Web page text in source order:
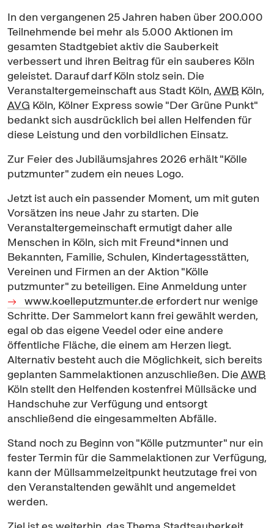
In den vergangenen 25 Jahren haben über 200.000
Teilnehmende bei mehr als 5.000 Aktionen im
gesamten Stadtgebiet aktiv die Sauberkeit
verbessert und ihren Beitrag für ein sauberes Köln
geleistet. Darauf darf Köln stolz sein. Die
Veranstaltergemeinschaft aus Stadt Köln, AWB Köln,
AVG Köln, Kölner Express sowie "Der Grüne Punkt"
bedankt sich ausdrücklich bei allen Helfenden für
diese Leistung und den vorbildlichen Einsatz.
Zur Feier des Jubiläumsjahres 2026 erhält "Kölle
putzmunter" zudem ein neues Logo.
Jetzt ist auch ein passender Moment, um mit guten
Vorsätzen ins neue Jahr zu starten. Die
Veranstaltergemeinschaft ermutigt daher alle
Menschen in Köln, sich mit Freund*innen und
Bekannten, Familie, Schulen, Kindertagesstätten,
Vereinen und Firmen an der Aktion "Kölle
putzmunter" zu beteiligen. Eine Anmeldung unter
www.koelleputzmunter.de erfordert nur wenige
Schritte. Der Sammelort kann frei gewählt werden,
egal ob das eigene Veedel oder eine andere
öffentliche Fläche, die einem am Herzen liegt.
Alternativ besteht auch die Möglichkeit, sich bereits
geplanten Sammelaktionen anzuschließen. Die AWB
Köln stellt den Helfenden kostenfrei Müllsäcke und
Handschuhe zur Verfügung und entsorgt
anschließend die eingesammelten Abfälle.
Stand noch zu Beginn von "Kölle putzmunter" nur ein
fester Termin für die Sammelaktionen zur Verfügung,
kann der Müllsammelzeitpunkt heutzutage frei von
den Veranstaltenden gewählt und angemeldet
werden.